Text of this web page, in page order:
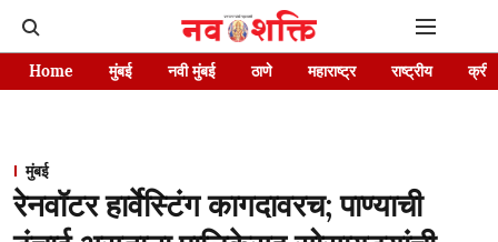
Home मुंबई नवी मुंबई ठाणे महाराष्ट्र राष्ट्रीय
मुंबई
रेनवॉटर हार्वेस्टिंग कागदावरच; पाण्याची